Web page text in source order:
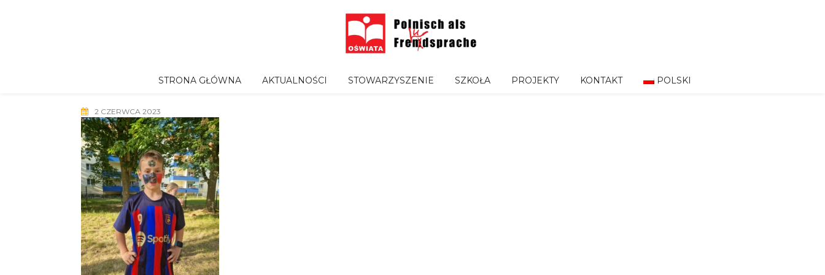
STRONA GŁÓWNA AKTUALNOŚCI STOWARZYSZENIE SZKOŁA PROJEKTY KONTAKT POLSKI
2 CZERWCA 2023